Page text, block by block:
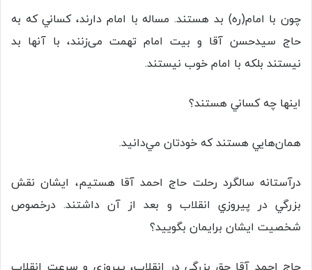
چون با امام(ره) بد هستند. مساله با امام دارند، كساني كه به
حاج سیدحسن آقا و بيت امام تهمت می‌زنند، با آنها بد
نيستند بلكه با امام خوب نيستند.
اينها چه كساني هستند؟
همان‌هايي هستند كه خودتان مي‌دانيد.
درآستانه سالگرد رحلت حاج احمد آقا هستيم، ايشان نقش
بزرگي در پيروزي انقلاب و بعد از آن داشتند. درخصوص
شخصیت ایشان برایمان بگویید؟
حاج احمد آقا حق بزرگي در انقلاب، پیروزي و سرعت انقلاب